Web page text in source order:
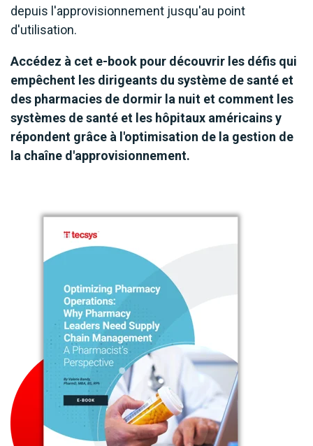
depuis l'approvisionnement jusqu'au point
d'utilisation.
Accédez à cet e-book pour découvrir les défis qui
empêchent les dirigeants du système de santé et
des pharmacies de dormir la nuit et comment les
systèmes de santé et les hôpitaux américains y
répondent grâce à l'optimisation de la gestion de
la chaîne d'approvisionnement.